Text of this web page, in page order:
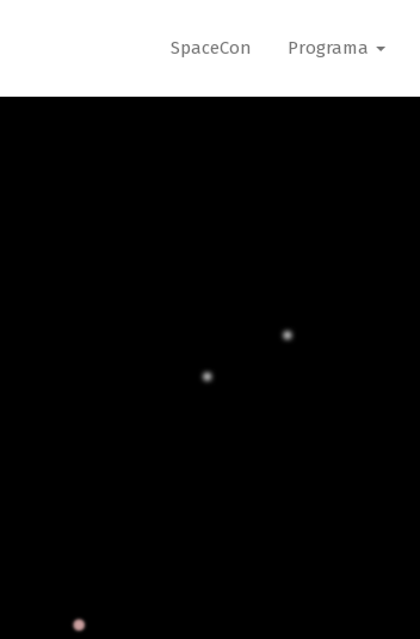
SpaceCon Programa